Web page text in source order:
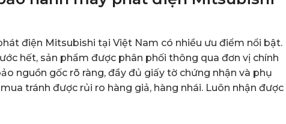
điện Mitsubishi tại Việt Nam có nhiều ưu điểm nổi bật.
hết, sản phẩm được phân phối thông qua đơn vị chính
nguồn gốc rõ ràng, đầy đủ giấy tờ chứng nhận và phụ
tránh được rủi ro hàng giả, hàng nhái. Luôn nhận được